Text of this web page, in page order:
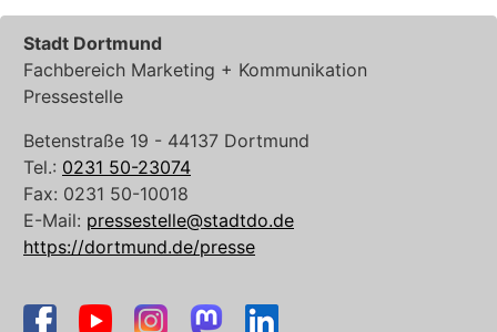
Stadt Dortmund
Fachbereich Marketing + Kommunikation
Pressestelle
Betenstraße 19 - 44137 Dortmund
Tel.: 0231 50-23074
Fax: 0231 50-10018
E-Mail: pressestelle@stadtdo.de
https://dortmund.de/presse